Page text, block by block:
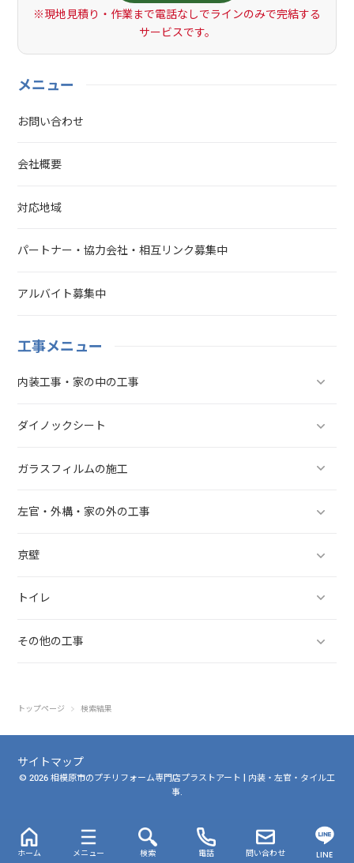
ける費用が発生するケースも見られます。そのため、工期が長くなっ
たことを理由に、施工終了後に高額を請求する業者もいるようです。
いできますか？もちろん可能です。京壁(至楽壁)は和室に使われてい
ることが多く、同時に畳からフローリングやクッションフロアにした
いという相談もよくあります。プラストアートでは和室から洋室への
リフォームも承っています。予算に合わせて床材や天井の張り替えな
ォームにも対応しています。リフォーム中に大きな音は出ますか？基
リフォームする際には、板を張り付ける際に工具の音が出ます。しか
し、短時間かつ騒音レベルの大きな音ではありません。また、昼間の
ご安心ください。壁紙の張り替えにはカッターナイフを使うため音は
いもいたします。壁のリフォームでは家具の移動をお願いするケース
ムにも対応していますか？もちろん承っています。クロス壁への変更
はもちろん、床や天井など和室から洋室のリフォームすべてに対応し
ています。また、複数のお部屋を同時にご依頼いただくと、一室あた
りのコストを下げることも可能です。具体的な金額や日数などはお気
ーナーからのお問い合わせもお待ちしています。壁以外の小さな造作
クロス壁にする主なメリットは以下です。土や砂がボロボロと落ちる
ストレスがなくなる好きなデザインや色が選べる汚れたときの手入れ
るこのようにクロス壁に変更すれば、より住みやすいお部屋にリフォ
ロスの壁に変更するならプラストアートにお任せください近年の住宅
は洋室が多く、京壁(至楽壁)からクロス壁に張り替えた経験のない職
豊富な職人が対応いたしますので、お気軽にご相談ください。壁以外
複数ある方には、まとめて最適なご提案をさせていただきます。お見
ら電話でお問い合わせメールでお問い合わせLINEでお問い合わせ
※現地見積り・作業まで電話なしでラインのみで完結する
サービスです。
メニュー
お問い合わせ
会社概要
対応地域
パートナー・協力会社・相互リンク募集中
アルバイト募集中
工事メニュー
内装工事・家の中の工事
ダイノックシート
ガラスフィルムの施工
左官・外構・家の外の工事
京壁
トイレ
その他の工事
トップページ 検索結果
サイトマップ
© 2026 相模原市のプチリフォーム専門店プラストアート | 内装・左官・タイル工
事.
ホーム メニュー 検索 電話 問い合わせ LINE